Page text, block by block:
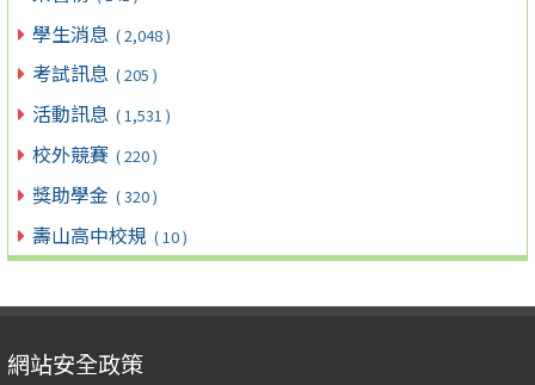
學生消息 ( 2,048 )
考試訊息 ( 205 )
活動訊息 ( 1,531 )
校外競賽 ( 220 )
獎助學金 ( 320 )
壽山高中校規 ( 10 )
網站安全政策